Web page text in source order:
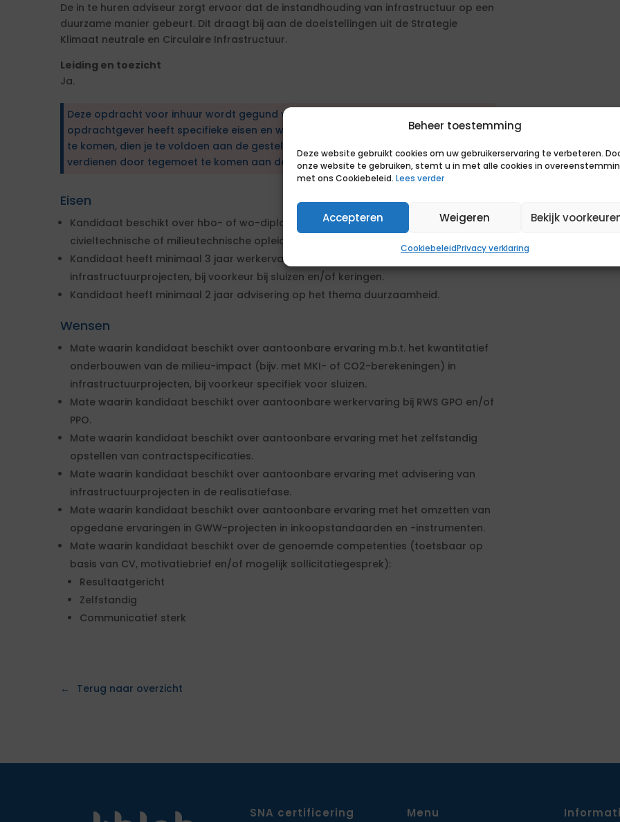
Beheer toestemming
Deze website gebruikt cookies om uw gebruikerservaring te verbeteren.
onze website te gebruiken, stemt u in met alle cookies in
met ons Cookiebeleid. Lees verder
Accepteren Weigeren Bekijk
CookiebeleidPrivacy verklaring
De in te huren adviseur zorgt ervoor dat de instandhouding van infrastructuur op een
duurzame manier gebeurt. Dit draagt bij aan de doelstellingen uit de Strategie
Klimaat neutrale en Circulaire Infrastructuur.
Leiding en toezicht
Ja.
Deze opdracht voor inhuur wordt gegund via een aanbestedingsprocedure. De
opdrachtgever heeft specifieke eisen en wensen geformuleerd. Om in aanmerking
te komen, dien je te voldoen aan de gestelde eisen. Daarnaast kun je extra punten
verdienen door tegemoet te komen aan de wensen.
Eisen
Kandidaat beschikt over hbo- of wo-diploma in een relevante richting zoals:
civieltechnische of milieutechnische opleiding.
Kandidaat heeft minimaal 3 jaar werkervaring met advisering van
infrastructuurprojecten, bij voorkeur bij sluizen en/of keringen.
Kandidaat heeft minimaal 2 jaar advisering op het thema duurzaamheid.
Wensen
Mate waarin kandidaat beschikt over aantoonbare ervaring m.b.t. het kwantitatief
onderbouwen van de milieu-impact (bijv. met MKI- of CO2-berekeningen) in
infrastructuurprojecten, bij voorkeur specifiek voor sluizen.
Mate waarin kandidaat beschikt over aantoonbare werkervaring bij RWS GPO en/of
PPO.
Mate waarin kandidaat beschikt over aantoonbare ervaring met het zelfstandig
opstellen van contractspecificaties.
Mate waarin kandidaat beschikt over aantoonbare ervaring met advisering van
infrastructuurprojecten in de realisatiefase.
Mate waarin kandidaat beschikt over aantoonbare ervaring met het omzetten van
opgedane ervaringen in GWW-projecten in inkoopstandaarden en -instrumenten.
Mate waarin kandidaat beschikt over de genoemde competenties (toetsbaar op
basis van CV, motivatiebrief en/of mogelijk sollicitatiegesprek):
Resultaatgericht
Zelfstandig
Communicatief sterk
Terug naar overzicht
SNA certificering Menu